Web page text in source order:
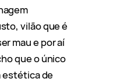
vilão que é
mau e por aí
que o único
estética de